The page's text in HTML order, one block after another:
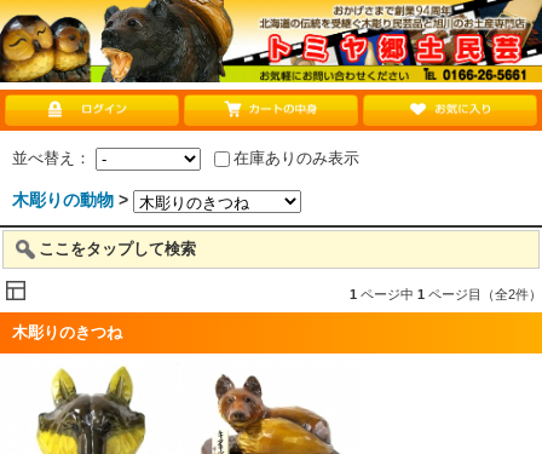
並べ替え： 在庫ありのみ表示
木彫りの動物 >
ここをタップして検索
1 ページ中 1 ページ目（全2件）
木彫りのきつね